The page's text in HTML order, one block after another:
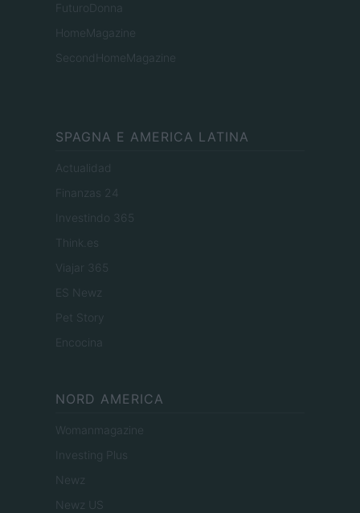
FuturoDonna
HomeMagazine
SecondHomeMagazine
SPAGNA E AMERICA LATINA
Actualidad
Finanzas 24
Investindo 365
Think.es
Viajar 365
ES Newz
Pet Story
Encocina
NORD AMERICA
Womanmagazine
Investing Plus
Newz
Newz US